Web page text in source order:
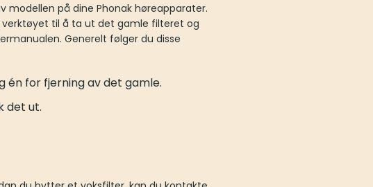
på dine Phonak høreapparater.
verktøyet til å ta ut det gamle filteret og
Generelt følger du disse
for fjerning av det gamle.
det ut.